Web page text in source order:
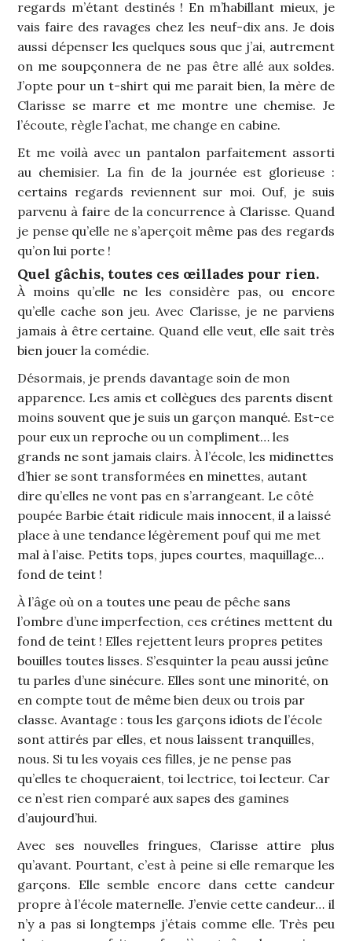
regards m’étant destinés ! En m’habillant mieux, je
vais faire des ravages chez les neuf-dix ans. Je dois
aussi dépenser les quelques sous que j’ai, autrement
on me soupçonnera de ne pas être allé aux soldes.
J’opte pour un t-shirt qui me parait bien, la mère de
Clarisse se marre et me montre une chemise. Je
l’écoute, règle l’achat, me change en cabine.
Et me voilà avec un pantalon parfaitement assorti
au chemisier. La fin de la journée est glorieuse :
certains regards reviennent sur moi. Ouf, je suis
parvenu à faire de la concurrence à Clarisse. Quand
je pense qu’elle ne s’aperçoit même pas des regards
qu’on lui porte !
Quel gâchis, toutes ces œillades pour rien.
À moins qu’elle ne les considère pas, ou encore
qu’elle cache son jeu. Avec Clarisse, je ne parviens
jamais à être certaine. Quand elle veut, elle sait très
bien jouer la comédie.
Désormais, je prends davantage soin de mon
apparence. Les amis et collègues des parents disent
moins souvent que je suis un garçon manqué. Est-ce
pour eux un reproche ou un compliment… les
grands ne sont jamais clairs. À l’école, les midinettes
d’hier se sont transformées en minettes, autant
dire qu’elles ne vont pas en s’arrangeant. Le côté
poupée Barbie était ridicule mais innocent, il a laissé
place à une tendance légèrement pouf qui me met
mal à l’aise. Petits tops, jupes courtes, maquillage…
fond de teint !
À l’âge où on a toutes une peau de pêche sans
l’ombre d’une imperfection, ces crétines mettent du
fond de teint ! Elles rejettent leurs propres petites
bouilles toutes lisses. S’esquinter la peau aussi jeûne
tu parles d’une sinécure. Elles sont une minorité, on
en compte tout de même bien deux ou trois par
classe. Avantage : tous les garçons idiots de l’école
sont attirés par elles, et nous laissent tranquilles,
nous. Si tu les voyais ces filles, je ne pense pas
qu’elles te choqueraient, toi lectrice, toi lecteur. Car
ce n’est rien comparé aux sapes des gamines
d’aujourd’hui.
Avec ses nouvelles fringues, Clarisse attire plus
qu’avant. Pourtant, c’est à peine si elle remarque les
garçons. Elle semble encore dans cette candeur
propre à l’école maternelle. J’envie cette candeur… il
n’y a pas si longtemps j’étais comme elle. Très peu